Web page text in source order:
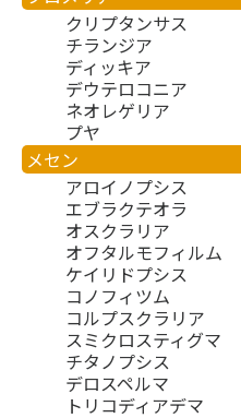
クリプタンサス
チランジア
ディッキア
デウテロコニア
ネオレゲリア
プヤ
メセン
アロイノプシス
エブラクテオラ
オスクラリア
オフタルモフィルム
ケイリドプシス
コノフィツム
コルプスクラリア
スミクロスティグマ
チタノプシス
デロスペルマ
トリコディアデマ